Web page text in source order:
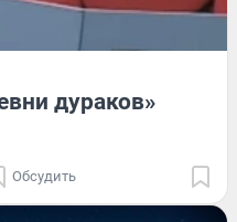
дураков»
Обсудить